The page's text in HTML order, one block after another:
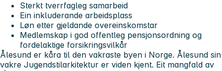
Sterkt tverrfagleg samarbeid
Ein inkluderande arbeidsplass
Løn etter gjeldande overeinskomstar
Medlemskap i god offentleg pensjonsordning og
fordelaktige forsikringsvilkår
Ålesund er kåra til den vakraste byen i Norge. Ålesund sin
vakre Jugendstilarkitektur er viden kjent. Eit mangfald av